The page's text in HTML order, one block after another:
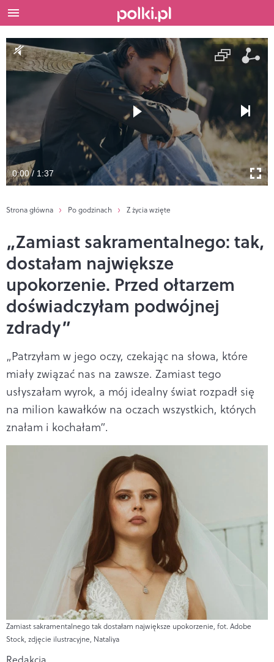
0:00 / 1:37
Strona główna Po godzinach Z życia wzięte
„Zamiast sakramentalnego: tak,
dostałam największe
upokorzenie. Przed ołtarzem
doświadczyłam podwójnej
zdrady”
„Patrzyłam w jego oczy, czekając na słowa, które
miały związać nas na zawsze. Zamiast tego
usłyszałam wyrok, a mój idealny świat rozpadł się
na milion kawałków na oczach wszystkich, których
znałam i kochałam”.
Zamiast sakramentalnego tak dostałam największe upokorzenie, fot. Adobe
Stock, zdjęcie ilustracyjne, Nataliya